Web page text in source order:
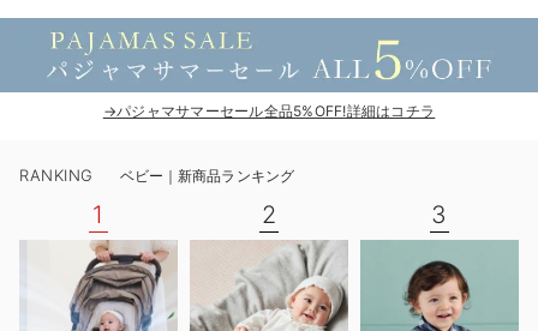
ベビー ブルマ
ベビー スカート
ベビー アウター
ベビー セットアップ
スタイ・よだれかけ（新生児・ベビー）
ベビー 雑貨 小物
ベビー安全グッズ
メモリアルグッズ
授乳・調乳・お食事
ベビーの動物なりきり特集
ベビー 夏のお役立ちグッズ特集
袴ロンパース特集
【アウトレット】パジャマ
【アウトレット】インナー
コットン素材
Tシャツブラ
ブラトップ
親子セット
スカート
パジャマ
オフィス
きれいめ美脚パンツ派
ツィード派
セットアップ派
短肌着
セット
快適ウェア10%OFF
ジャンパースカート/
ワーク・オフィス
フォーマル / オケー
10,001円（税込）〜
女の子におススメの
定番ギフト
かわいくておもしろ
保温&リカバリー
レギンス・タイツ
あったか度◎
【冬のあったか特集
→パジャマサマーセール全品5%OFF!詳細はコチラ
RANKING ベビー｜新商品ランキング
1 2 3